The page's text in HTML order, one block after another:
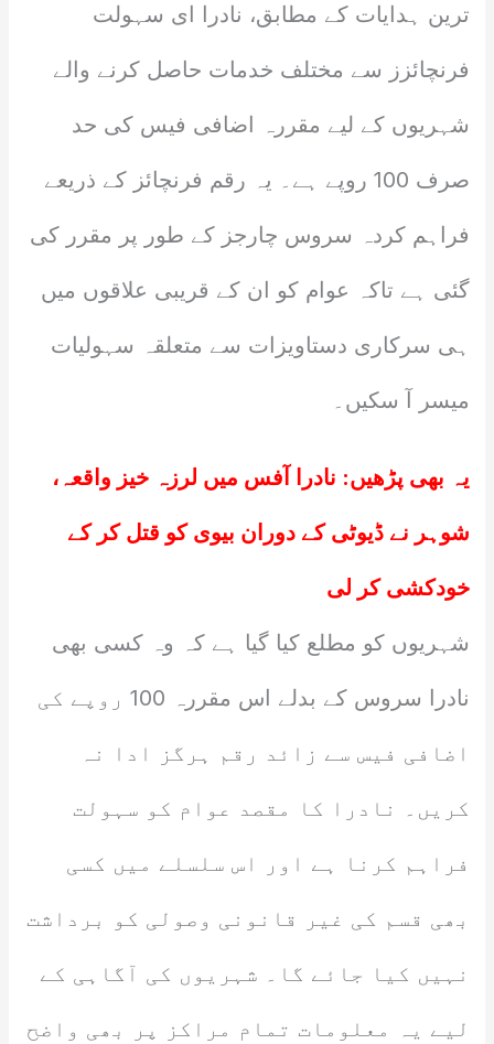
ترین ہدایات کے مطابق، نادرا ای سہولت
فرنچائزز سے مختلف خدمات حاصل کرنے والے
شہریوں کے لیے مقررہ اضافی فیس کی حد
صرف 100 روپے ہے۔ یہ رقم فرنچائز کے ذریعے
فراہم کردہ سروس چارجز کے طور پر مقرر کی
گئی ہے تاکہ عوام کو ان کے قریبی علاقوں میں
ہی سرکاری دستاویزات سے متعلقہ سہولیات
میسر آ سکیں۔
یہ بھی پڑھیں: نادرا آفس میں لرزہ خیز واقعہ،
شوہر نے ڈیوٹی کے دوران بیوی کو قتل کر کے
خودکشی کر لی
شہریوں کو مطلع کیا گیا ہے کہ وہ کسی بھی
نادرا سروس کے بدلے اس مقررہ 100 روپے کی
اضافی فیس سے زائد رقم ہرگز ادا نہ
کریں۔ نادرا کا مقصد عوام کو سہولت
فراہم کرنا ہے اور اس سلسلے میں کسی
بھی قسم کی غیر قانونی وصولی کو برداشت
نہیں کیا جائے گا۔ شہریوں کی آگاہی کے
لیے یہ معلومات تمام مراکز پر بھی واضح